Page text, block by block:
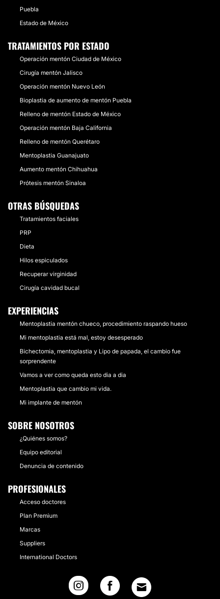
Tabasco
Baja California Sur
Tlaxcala
Puebla
Estado de México
TRATAMIENTOS POR ESTADO
Operación mentón Ciudad de México
Cirugía mentón Jalisco
Operación mentón Nuevo León
Bioplastia de aumento de mentón Puebla
Relleno de mentón Estado de México
Operación mentón Baja California
Relleno de mentón Querétaro
Mentoplastia Guanajuato
Aumento mentón Chihuahua
Prótesis mentón Sinaloa
OTRAS BÚSQUEDAS
Tratamientos faciales
PRP
Dieta
Hilos espiculados
Recuperar virginidad
Cirugía cavidad bucal
EXPERIENCIAS
Mentoplastia mentón chueco, procedimiento raspando hueso
Mi mentoplastia está mal, estoy desesperado
Bichectomia, mentoplastia y Lipo de papada, el cambio fue
sorprendente
Vamos a ver como queda esto dia a dia
Mentoplastia que cambio mi vida.
Mi implante de mentón
SOBRE NOSOTROS
¿Quiénes somos?
Equipo editorial
Denuncia de contenido
PROFESIONALES
Acceso doctores
Plan Premium
Marcas
Suppliers
International Doctors